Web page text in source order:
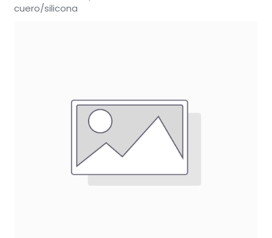
cuero/silicona